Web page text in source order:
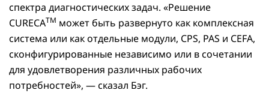
спектра диагностических задач. «Решение
CURECATM может быть развернуто как комплексная
система или как отдельные модули, CPS, PAS и CEFA,
сконфигурированные независимо или в сочетании
для удовлетворения различных рабочих
потребностей», — сказал Бэг.